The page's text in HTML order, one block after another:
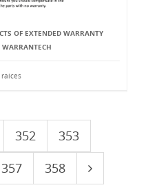
OF EXTENDED WARRANTY
raíces
352
353
357 358